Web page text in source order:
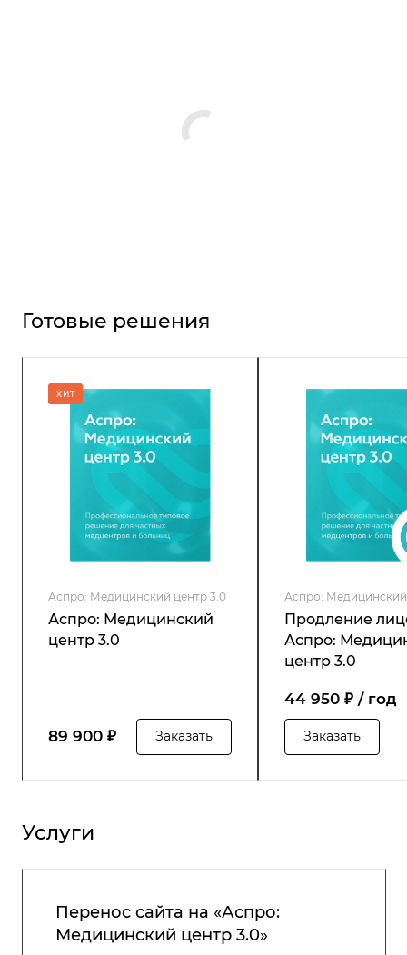
Готовые решения
ХИТ
Аспро: Медицинский центр 3.0
Аспро: Медицинский
центр 3.0
89 900 ₽ Заказать
Аспро: Медицинский
Продление
Аспро:
центр 3.0
44 950 ₽ / год
Заказать
Услуги
Перенос сайта на «Аспро:
Медицинский центр 3.0»